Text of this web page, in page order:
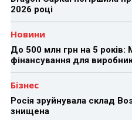
2026 році
Новини
До 500 млн грн на 5 років:
фінансування для
Бізнес
Росія зруйнувала склад
знищена